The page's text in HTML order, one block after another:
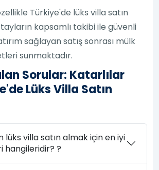
Türkiye'de lüks villa satın
kapsamlı takibi ile güvenli
sağlayan satış sonrası mülk
sunmaktadır.
Sorular: Katarlılar
Lüks Villa Satın
lüks villa satın almak için en iyi
hangileridir? ?